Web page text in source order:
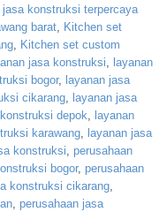
jasa konstruksi terpercaya
barat, Kitchen set
, Kitchen set custom
jasa konstruksi, layanan
bogor, layanan jasa
cikarang, layanan jasa
depok, layanan
karawang, layanan jasa
konstruksi, perusahaan
bogor, perusahaan
konstruksi cikarang,
, perusahaan jasa